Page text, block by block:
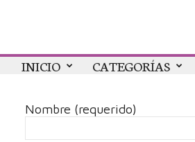
Colaboratorio
INICIO CATEGORÍAS
Nombre (requerido)